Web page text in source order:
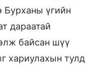
үгийн
дараатай
байсан шүү
хариулахын тулд